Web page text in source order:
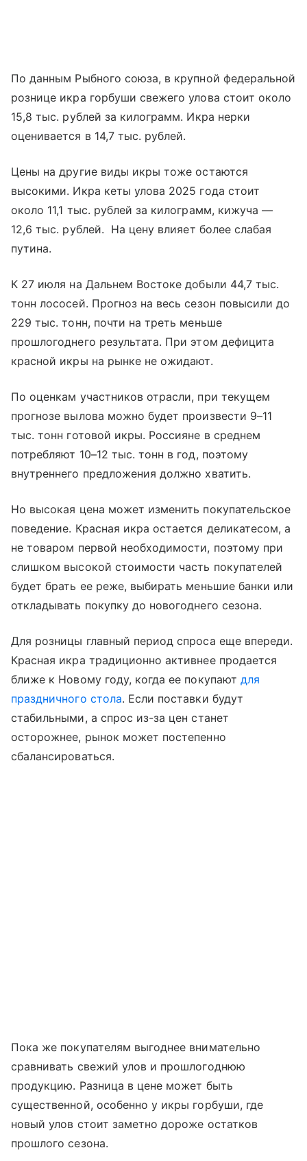
По данным Рыбного союза, в крупной федеральной
рознице икра горбуши свежего улова стоит около
15,8 тыс. рублей за килограмм. Икра нерки
оценивается в 14,7 тыс. рублей.
Цены на другие виды икры тоже остаются
высокими. Икра кеты улова 2025 года стоит
около 11,1 тыс. рублей за килограмм, кижуча —
12,6 тыс. рублей. На цену влияет более слабая
путина.
К 27 июля на Дальнем Востоке добыли 44,7 тыс.
тонн лососей. Прогноз на весь сезон повысили до
229 тыс. тонн, почти на треть меньше
прошлогоднего результата. При этом дефицита
красной икры на рынке не ожидают.
По оценкам участников отрасли, при текущем
прогнозе вылова можно будет произвести 9–11
тыс. тонн готовой икры. Россияне в среднем
потребляют 10–12 тыс. тонн в год, поэтому
внутреннего предложения должно хватить.
Но высокая цена может изменить покупательское
поведение. Красная икра остается деликатесом, а
не товаром первой необходимости, поэтому при
слишком высокой стоимости часть покупателей
будет брать ее реже, выбирать меньшие банки или
откладывать покупку до новогоднего сезона.
Для розницы главный период спроса еще впереди.
Красная икра традиционно активнее продается
ближе к Новому году, когда ее покупают для
праздничного стола. Если поставки будут
стабильными, а спрос из-за цен станет
осторожнее, рынок может постепенно
сбалансироваться.
Пока же покупателям выгоднее внимательно
сравнивать свежий улов и прошлогоднюю
продукцию. Разница в цене может быть
существенной, особенно у икры горбуши, где
новый улов стоит заметно дороже остатков
прошлого сезона.